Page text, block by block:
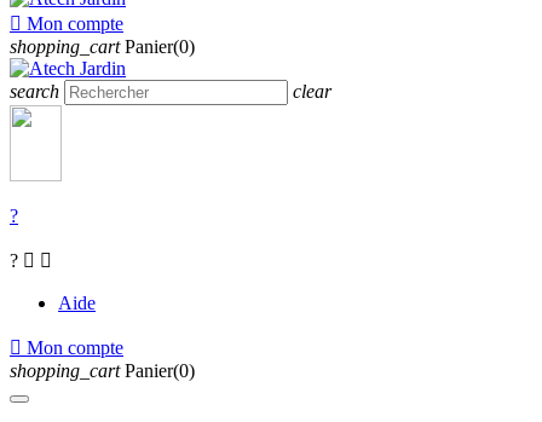
 Mon compte
shopping_cart Panier(0)
search clear
?
?  
Aide
 Mon compte
shopping_cart Panier(0)